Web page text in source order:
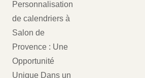
Personnalisation
de calendriers à
Salon de
Provence : Une
Opportunité
Unique Dans un